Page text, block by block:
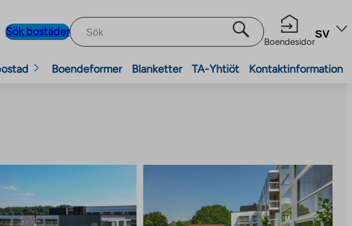
Sök bostäder
Boendesidor
SV
Boendeformer Blanketter TA-Yhtiöt Kontaktinformation